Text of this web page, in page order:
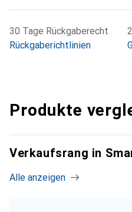
30 Tage Rückgaberecht
Rückgaberichtlinien
Produkte
Verkaufsrang in
Alle anzeigen